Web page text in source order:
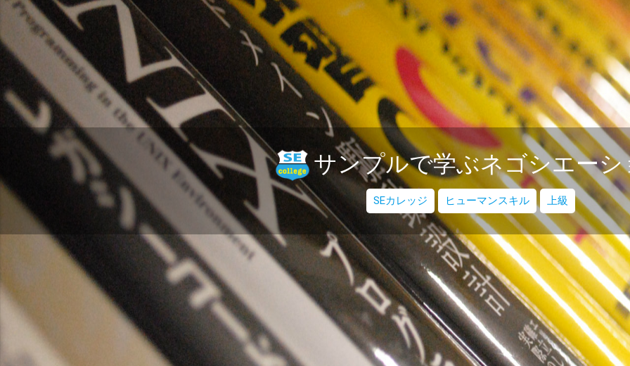
サンプルで学ぶネゴシエーシ
SEカレッジ ヒューマンスキル 上級